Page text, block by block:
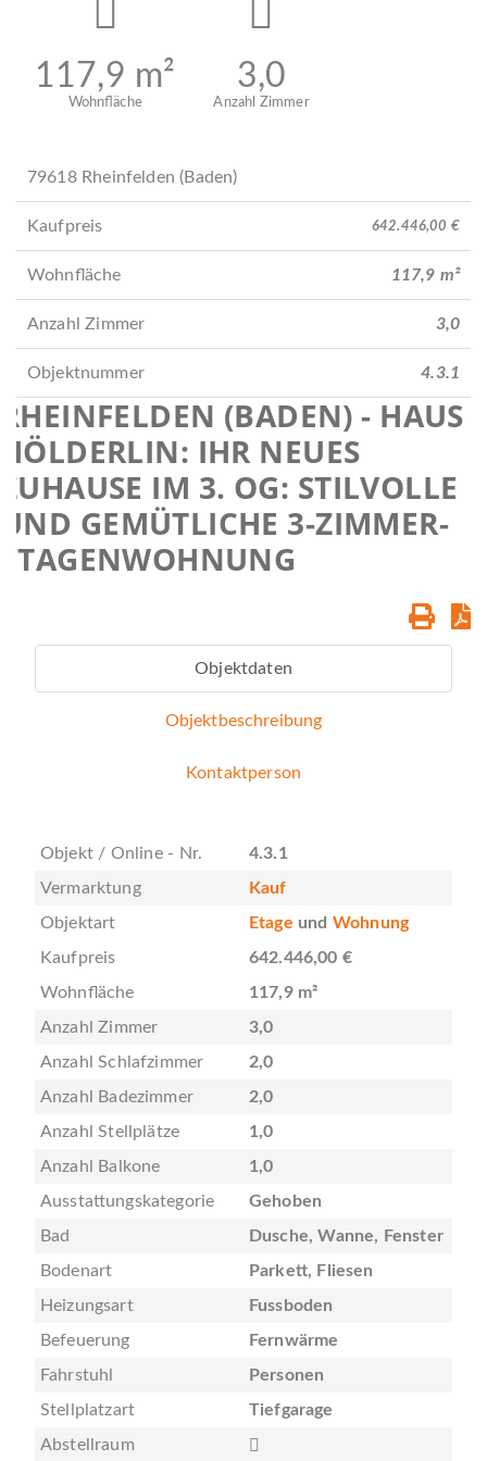
117,9 m²
Wohnfläche
3,0
Anzahl Zimmer
79618 Rheinfelden (Baden)
Kaufpreis 642.446,00 €
Wohnfläche 117,9 m²
Anzahl Zimmer 3,0
Objektnummer 4.3.1
RHEINFELDEN (BADEN) - HAUS
HÖLDERLIN: IHR NEUES
ZUHAUSE IM 3. OG: STILVOLLE
UND GEMÜTLICHE 3-ZIMMER-
ETAGENWOHNUNG
Objektdaten
Objektbeschreibung
Kontaktperson
Objekt / Online - Nr.
4.3.1
Vermarktung
Kauf
Objektart
Etage und Wohnung
Kaufpreis
642.446,00 €
Wohnfläche
117,9 m²
Anzahl Zimmer
3,0
Anzahl Schlafzimmer
2,0
Anzahl Badezimmer
2,0
Anzahl Stellplätze
1,0
Anzahl Balkone
1,0
Ausstattungskategorie
Gehoben
Bad
Dusche, Wanne, Fenster
Bodenart
Parkett, Fliesen
Heizungsart
Fussboden
Befeuerung
Fernwärme
Fahrstuhl
Personen
Stellplatzart
Tiefgarage
Abstellraum